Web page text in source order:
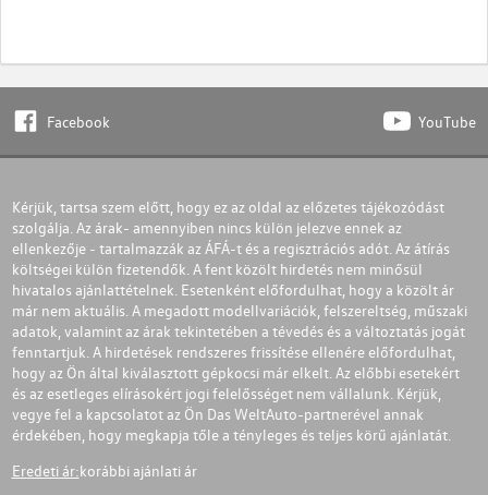
Facebook YouTube
Kérjük, tartsa szem előtt, hogy ez az oldal az előzetes tájékozódást
szolgálja. Az árak- amennyiben nincs külön jelezve ennek az
ellenkezője - tartalmazzák az ÁFÁ-t és a regisztrációs adót. Az átírás
költségei külön fizetendők. A fent közölt hirdetés nem minősül
hivatalos ajánlattételnek. Esetenként előfordulhat, hogy a közölt ár
már nem aktuális. A megadott modellvariációk, felszereltség, műszaki
adatok, valamint az árak tekintetében a tévedés és a változtatás jogát
fenntartjuk. A hirdetések rendszeres frissítése ellenére előfordulhat,
hogy az Ön által kiválasztott gépkocsi már elkelt. Az előbbi esetekért
és az esetleges elírásokért jogi felelősséget nem vállalunk. Kérjük,
vegye fel a kapcsolatot az Ön Das WeltAuto-partnerével annak
érdekében, hogy megkapja tőle a tényleges és teljes körű ajánlatát.
Eredeti ár:korábbi ajánlati ár